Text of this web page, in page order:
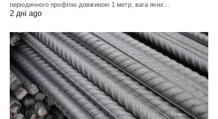
періодичного профілю довжиною 1 метр, вага яких…
2 дні ago